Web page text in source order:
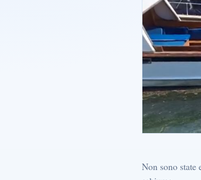
Non sono state